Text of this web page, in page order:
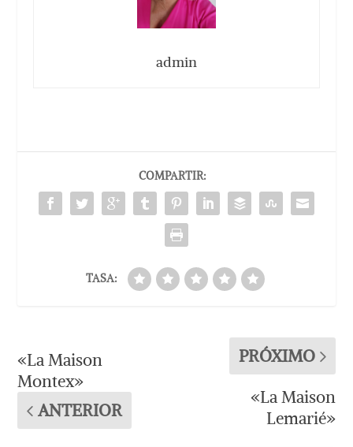
admin
COMPARTIR:
TASA:
«La Maison
Montex»
ANTERIOR
PRÓXIMO
«La Maison
Lemarié»